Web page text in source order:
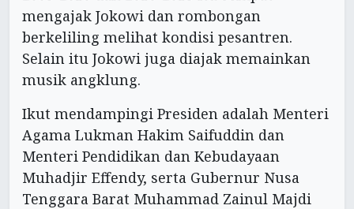
mengajak Jokowi dan rombongan
berkeliling melihat kondisi pesantren.
Selain itu Jokowi juga diajak memainkan
musik angklung.
Ikut mendampingi Presiden adalah Menteri
Agama Lukman Hakim Saifuddin dan
Menteri Pendidikan dan Kebudayaan
Muhadjir Effendy, serta Gubernur Nusa
Tenggara Barat Muhammad Zainul Majdi